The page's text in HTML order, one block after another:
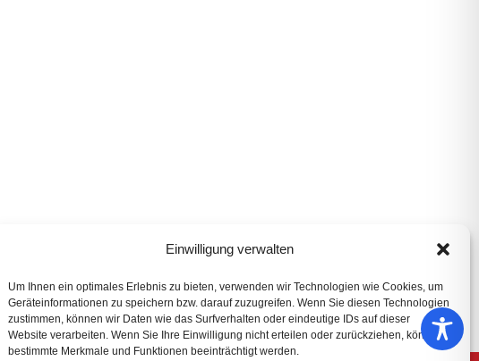
Einwilligung verwalten
Um Ihnen ein optimales Erlebnis zu bieten, verwenden wir Technologien wie Cookies, um
Geräteinformationen zu speichern bzw. darauf zuzugreifen. Wenn Sie diesen Technologien
zustimmen, können wir Daten wie das Surfverhalten oder eindeutige IDs auf dieser
Website verarbeiten. Wenn Sie Ihre Einwilligung nicht erteilen oder zurückziehen, können
bestimmte Merkmale und Funktionen beeinträchtigt werden.